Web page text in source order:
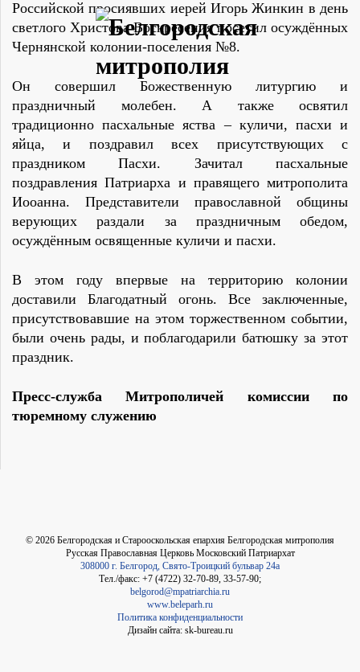
Российской просиявших иерей Игорь Жинкин в день
светлого Христова Воскресения посетил осуждённых
Чернянской колонии-поселения №8.
Он совершил Божественную литургию и
праздничный молебен. А также освятил
традиционно пасхальные яства – куличи, пасхи и
яйца, и поздравил всех присутствующих с
праздником Пасхи. Зачитал пасхальные
поздравления Патриарха и правящего митрополита
Иооанна. Представители православной общины
верующих раздали за праздничным обедом,
осуждённым освященные куличи и пасхи.
В этом году впервые на территорию колонии
доставили Благодатный огонь. Все заключенные,
присутствовавшие на этом торжественном событии,
были очень рады, и поблагодарили батюшку за этот
праздник.
Пресс-служба Митрополичей комиссии по
тюремному служению
© 2026 Белгородская и Старооскольская епархия Белгородская митрополия
Русская Православная Церковь Московский Патриархат
308000 г. Белгород, Свято-Троицкий бульвар 24а
Тел./факс: +7 (4722) 32-70-89, 33-57-90;
belgorod@mpatriarchia.ru
www.beleparh.ru
Политика конфиденциальности
Дизайн сайта: sk-bureau.ru